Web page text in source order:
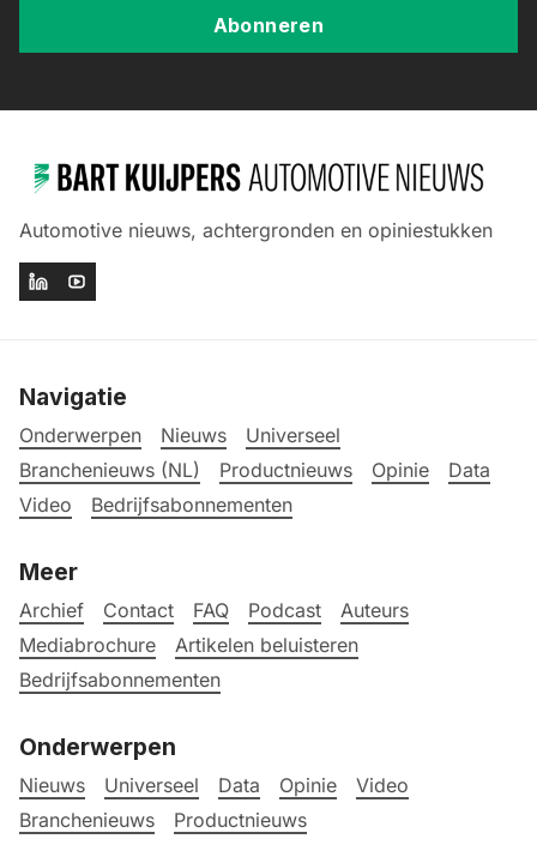
Abonneren
Automotive nieuws, achtergronden en opiniestukken
Navigatie
Onderwerpen Nieuws
Universeel
Branchenieuws (NL)
Productnieuws Opinie
Data
Video
Bedrijfsabonnementen
Meer
Archief Contact FAQ Podcast
Auteurs
Mediabrochure
Artikelen beluisteren
Bedrijfsabonnementen
Onderwerpen
Nieuws Universeel Data Opinie
Video
Branchenieuws
Productnieuws